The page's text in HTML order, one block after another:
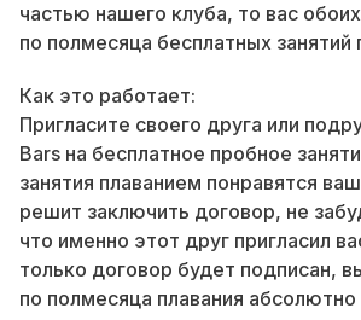
частью нашего клуба, то вас
по полмесяца бесплатных занятий
Как это работает:
Пригласите своего друга или
Bars на бесплатное пробное
занятия плаванием понравятся
решит заключить договор, не
что именно этот друг пригласил
только договор будет подписан,
по полмесяца плавания абсолютно